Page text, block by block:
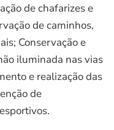
de chafarizes e
de caminhos,
Conservação e
iluminada nas vias
e realização das
de